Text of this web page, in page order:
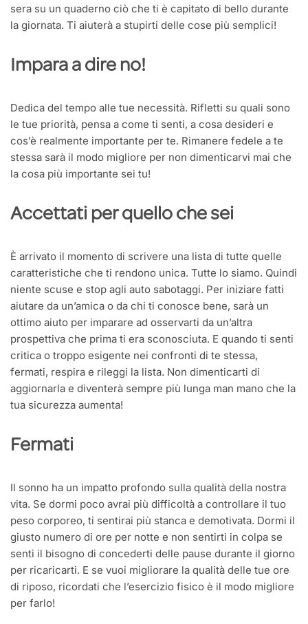
sera su un quaderno ciò che ti è capitato di bello durante
la giornata. Ti aiuterà a stupirti delle cose più semplici!
Impara a dire no!
Dedica del tempo alle tue necessità. Rifletti su quali sono
le tue priorità, pensa a come ti senti, a cosa desideri e
cos’è realmente importante per te. Rimanere fedele a te
stessa sarà il modo migliore per non dimenticarvi mai che
la cosa più importante sei tu!
Accettati per quello che sei
È arrivato il momento di scrivere una lista di tutte quelle
caratteristiche che ti rendono unica. Tutte lo siamo. Quindi
niente scuse e stop agli auto sabotaggi. Per iniziare fatti
aiutare da un’amica o da chi ti conosce bene, sarà un
ottimo aiuto per imparare ad osservarti da un’altra
prospettiva che prima ti era sconosciuta. E quando ti senti
critica o troppo esigente nei confronti di te stessa,
fermati, respira e rileggi la lista. Non dimenticarti di
aggiornarla e diventerà sempre più lunga man mano che la
tua sicurezza aumenta!
Fermati
Il sonno ha un impatto profondo sulla qualità della nostra
vita. Se dormi poco avrai più difficoltà a controllare il tuo
peso corporeo, ti sentirai più stanca e demotivata. Dormi il
giusto numero di ore per notte e non sentirti in colpa se
senti il bisogno di concederti delle pause durante il giorno
per ricaricarti. E se vuoi migliorare la qualità delle tue ore
di riposo, ricordati che l’esercizio fisico è il modo migliore
per farlo!